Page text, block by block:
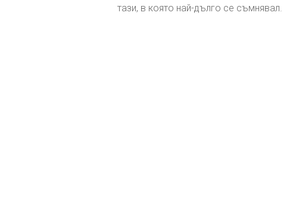
тази, в която най-дълго се съмнявал.